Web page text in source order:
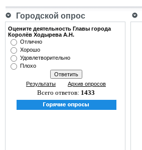
Городской опрос
Оцените деятельность Главы города
Королёв Ходырева А.Н.
Отлично
Хорошо
Удовлетворительно
Плохо
Результаты Архив опросов
Всего ответов: 1433